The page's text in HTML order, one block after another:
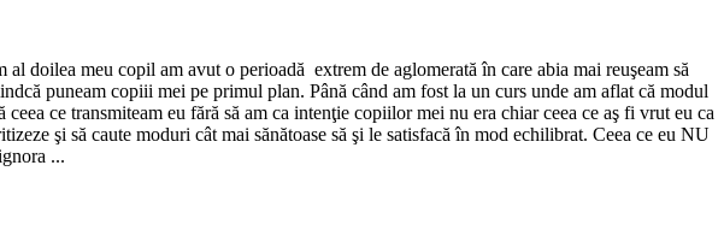
doilea meu copil am avut o perioadă extrem de aglomerată în care abia mai reuşeam să
puneam copiii mei pe primul plan. Până când am fost la un curs unde am aflat că modul
ce transmiteam eu fără să am ca intenţie copiilor mei nu era chiar ceea ce aş fi vrut eu ca
şi să caute moduri cât mai sănătoase să şi le satisfacă în mod echilibrat. Ceea ce eu NU
...